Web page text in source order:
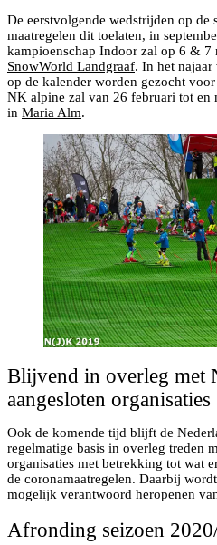
De eerstvolgende wedstrijden op de
maatregelen dit toelaten, in
kampioenschap Indoor zal op 6 &
SnowWorld Landgraaf. In het
op de kalender worden gezocht
NK alpine zal van 26 februari tot en
in Maria Alm.
Blijvend in overleg met
aangesloten organisaties
Ook de komende tijd blijft de
regelmatige basis in overleg treden
organisaties met betrekking tot wat
de coronamaatregelen. Daarbij
mogelijk verantwoord heropenen
Afronding seizoen